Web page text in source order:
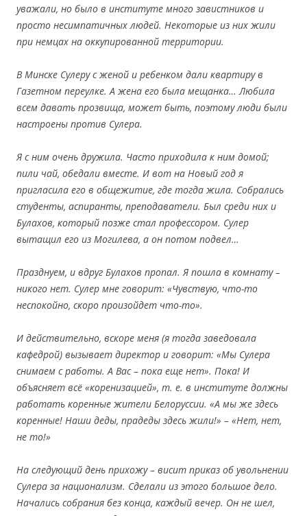
уважали, но было в институте много завистников и
просто несимпатичных людей. Некоторые из них жили
при немцах на оккупированной территории.
В Минске Сулеру с женой и ребенком дали квартиру в
Газетном переулке. А жена его была мещанка… Любила
всем давать прозвища, может быть, поэтому люди были
настроены против Сулера.
Я с ним очень дружила. Часто приходила к ним домой;
пили чай, обедали вместе. И вот на Новый год я
пригласила его в общежитие, где тогда жила. Собрались
студенты, аспиранты, преподаватели. Был среди них и
Булахов, который позже стал профессором. Сулер
вытащил его из Могилева, а он потом подвел…
Празднуем, и вдруг Булахов пропал. Я пошла в комнату –
никого нет. Сулер мне говорит: «Чувствую, что-то
неспокойно, скоро произойдет что-то».
И действительно, вскоре меня (я тогда заведовала
кафедрой) вызывает директор и говорит: «Мы Сулера
снимаем с работы. А Вас – пока еще нет». Пока! И
объясняет всё «коренизацией», т. е. в институте должны
работать коренные жители Белоруссии. «А мы же здесь
коренные! Наши деды, прадеды здесь жили!» – «Нет, нет,
не то!»
На следующий день прихожу – висит приказ об увольнении
Сулера за национализм. Сделали из этого большое дело.
Начались собрания без конца, каждый вечер. Он не шел,